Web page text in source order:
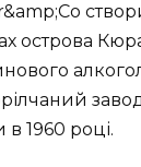
острова
1960 році.